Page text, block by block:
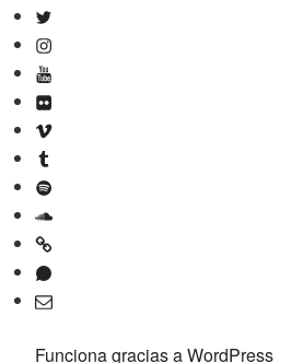
Twitter
Instagram
YouTube
Flickr
Vimeo
Tumblr
Spotify
SoundCloud
Mixcloud
Whatsapp
Correo
Funciona gracias a WordPress